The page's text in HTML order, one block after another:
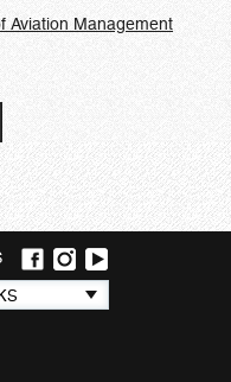
Aviation Management